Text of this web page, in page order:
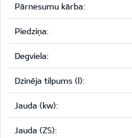
Pārnesumu kārba:
Piedziņa:
Degviela:
Dzinēja tilpums (l):
Jauda (kw):
Jauda (ZS):